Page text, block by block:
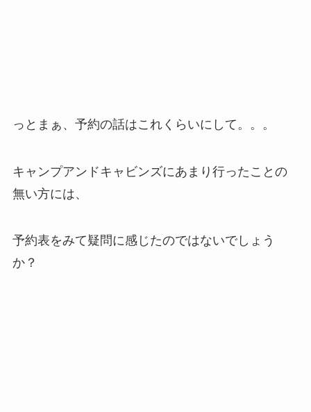
っとまぁ、予約の話はこれくらいにして。。。
キャンプアンドキャビンズにあまり行ったことの
無い方には、
予約表をみて疑問に感じたのではないでしょう
か？